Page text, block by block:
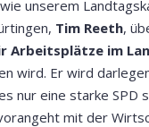
unserem
Tim Reeth,
Arbeitsplätze im
wird. Er wird
nur eine starke SPD
mit der